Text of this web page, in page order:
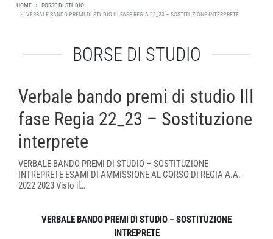
HOME
BORSE DI STUDIO
VERBALE BANDO PREMI DI STUDIO III FASE REGIA 22_23 – SOSTITUZIONE INTERPRETE
BORSE DI STUDIO
Verbale bando premi di studio III
fase Regia 22_23 – Sostituzione
interprete
VERBALE BANDO PREMI DI STUDIO – SOSTITUZIONE
INTREPRETE ESAMI DI AMMISSIONE AL CORSO DI REGIA A.A.
2022 2023 Visto il…
VERBALE BANDO PREMI DI STUDIO – SOSTITUZIONE
INTREPRETE